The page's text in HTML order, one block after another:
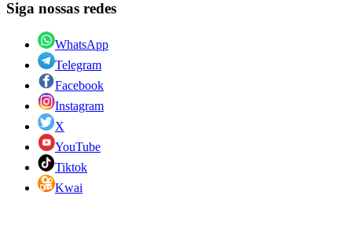
Siga nossas redes
WhatsApp
Telegram
Facebook
Instagram
X
YouTube
Tiktok
Kwai